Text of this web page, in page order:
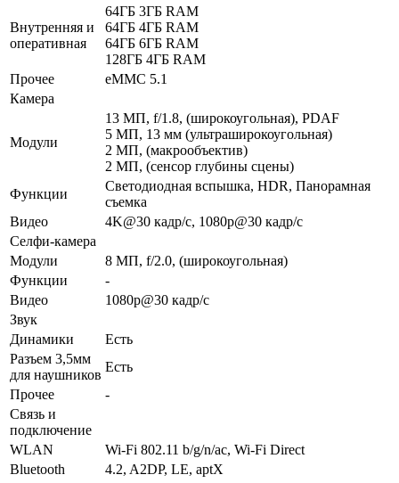
Внутрен­няя и
опера­тивная
64ГБ 3ГБ RAM
64ГБ 4ГБ RAM
64ГБ 6ГБ RAM
128ГБ 4ГБ RAM
Прочее
eMMC 5.1
Камера
Модули
13 МП, f/1.8, (широкоугольная), PDAF
5 МП, 13 мм (ультра­широкоугольная)
2 МП, (макрообъектив)
2 МП, (сенсор глубины сцены)
Функ­ции
Светодиодная вспышка, HDR, Панорамная
съемка
Видео
4K@30 кадр/с, 1080p@30 кадр/с
Селфи-камера
Модули
8 МП, f/2.0, (широкоугольная)
Функ­ции
-
Видео
1080p@30 кадр/с
Звук
Динамики
Есть
Разъем 3,5мм
для науш­ников
Есть
Прочее
-
Связь и
подключение
WLAN
Wi-Fi 802.11 b/g/n/ac, Wi-Fi Direct
Bluetooth
4.2, A2DP, LE, aptX